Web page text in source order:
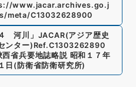
www.jacar.archives.go.j
meta/C13032628900
河川 」 JACAR(アジア歴史
ンター)Ref.C1303262890
西省兵要地誌略説 昭和１７年
日 (防衛省防衛研究所)